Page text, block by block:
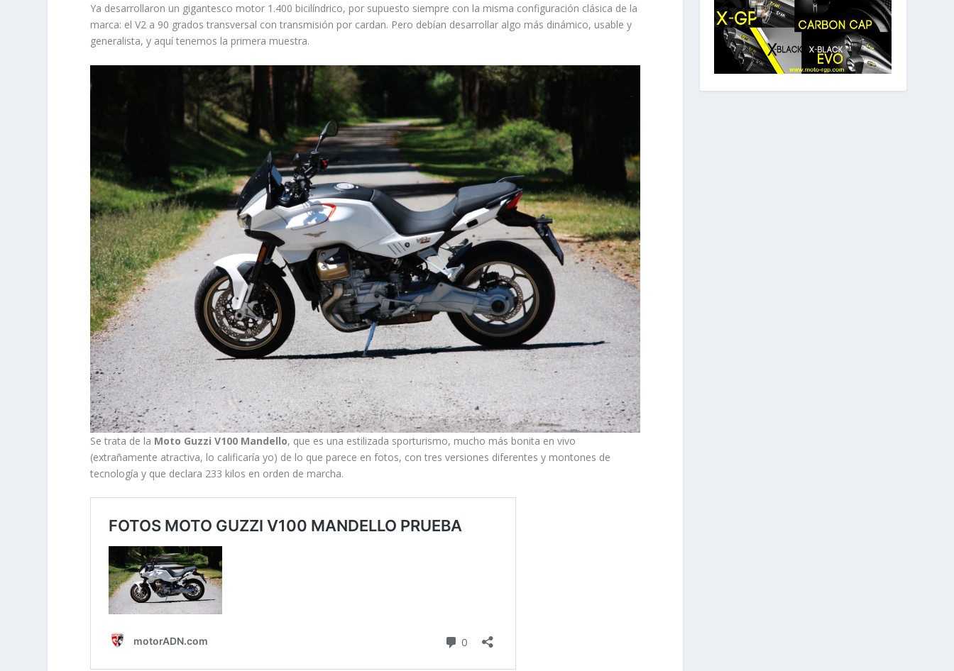
Ya desarrollaron un gigantesco motor 1.400 bicilíndrico, por supuesto siempre con la misma configuración clásica de la
marca: el V2 a 90 grados transversal con transmisión por cardan. Pero debían desarrollar algo más dinámico, usable y
generalista, y aquí tenemos la primera muestra.
Se trata de la Moto Guzzi V100 Mandello, que es una estilizada sporturismo, mucho más bonita en vivo
(extrañamente atractiva, lo calificaría yo) de lo que parece en fotos, con tres versiones diferentes y montones de
tecnología y que declara 233 kilos en orden de marcha.